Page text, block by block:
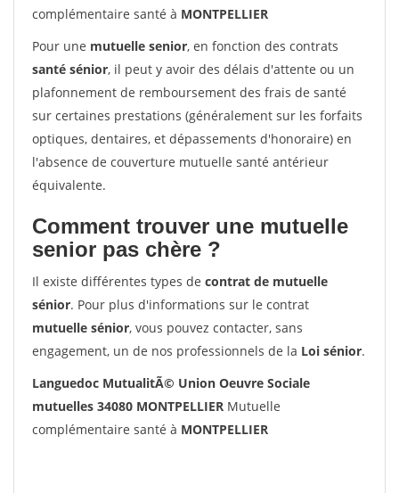
complémentaire santé à MONTPELLIER
Pour une mutuelle senior, en fonction des contrats
santé sénior, il peut y avoir des délais d'attente ou un
plafonnement de remboursement des frais de santé
sur certaines prestations (généralement sur les forfaits
optiques, dentaires, et dépassements d'honoraire) en
l'absence de couverture mutuelle santé antérieur
équivalente.
Comment trouver une mutuelle
senior pas chère ?
Il existe différentes types de contrat de mutuelle
sénior. Pour plus d'informations sur le contrat
mutuelle sénior, vous pouvez contacter, sans
engagement, un de nos professionnels de la Loi sénior.
Languedoc MutualitÃ© Union Oeuvre Sociale
mutuelles 34080 MONTPELLIER Mutuelle
complémentaire santé à MONTPELLIER